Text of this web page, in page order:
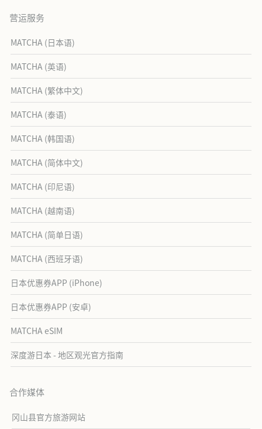
营运服务
MATCHA (日本语)
MATCHA (英语)
MATCHA (繁体中文)
MATCHA (泰语)
MATCHA (韩国语)
MATCHA (简体中文)
MATCHA (印尼语)
MATCHA (越南语)
MATCHA (简单日语)
MATCHA (西班牙语)
日本优惠券APP (iPhone)
日本优惠券APP (安卓)
MATCHA eSIM
深度游日本 - 地区观光官方指南
合作媒体
冈山县官方旅游网站